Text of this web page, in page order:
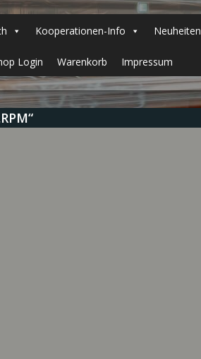
Kooperationen-Info Neuheiten
Login Warenkorb Impressum